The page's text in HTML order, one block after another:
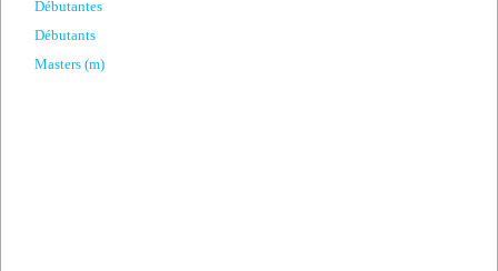
Débutantes
Débutants
Masters (m)